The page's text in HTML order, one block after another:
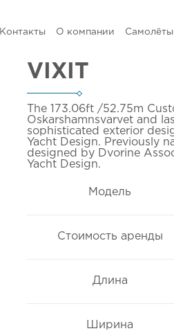
Контакты О компании Самолёты
VIXIT
The 173.06ft /52.75m
Oskarshamnsvarvet and
sophisticated exterior
Yacht Design. Previously
designed by Dvorine
Yacht Design.
Модель
Стоимость аренды
Длина
Ширина